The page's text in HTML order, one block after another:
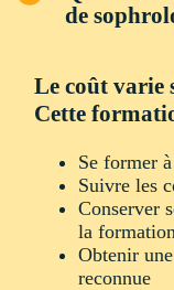
de
Le coût varie
Cette
Se former
Suivre les
Conserver
la formation
Obtenir
reconnue